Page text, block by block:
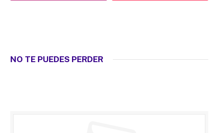
NO TE PUEDES PERDER